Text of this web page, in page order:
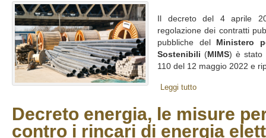
Il decreto del 4 aprile
regolazione dei contratti
pubbliche del
Ministero
Sostenibili (MIMS) è stato
110 del 12 maggio 2022 e
Leggi tutto
Decreto energia, le misure
contro i rincari di energia